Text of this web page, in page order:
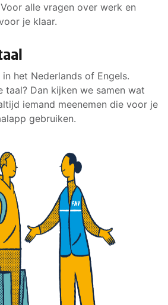
alle vragen over werk en
je klaar.
het Nederlands of Engels.
taal? Dan kijken we samen wat
iemand meenemen die voor je
gebruiken.